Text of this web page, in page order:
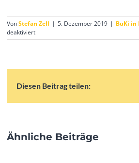
VonStefan Zell | 5. Dezember 2019 | BuKi in
deaktiviertfür
Weihnachtsdorf
Diesen Beitrag teilen:
Ähnliche Beiträge